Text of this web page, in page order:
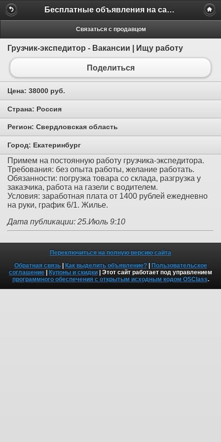
Бесплатные объявления на сайте MILAMO.ru
Связаться с продавцом
Грузчик-экспедитор - Вакансии | Ищу работу
Поделиться
Цена: 38000 руб.
Страна: Россия
Регион: Свердловская область
Город: Екатеринбург
Примем на постоянную работу грузчика-экспедитора.
Требования: без опыта работы, желание работать.
Обязанности: погрузка товара со склада, разгрузка у
заказчика, работа на газели с водителем.
Условия: заработная плата от 1400 рублей ежедневно
на руки, график 6/1. Жилье.
Дата публикации: 25.Июль 9:10
Переключиться на полную версию сайта
Обратная связь| Как выделить объявление?| Пользовательское
соглашение | Купоны и скидки | Этот сайт работает под управлением
программного обеспечения с открытым исходным кодом OSClass.